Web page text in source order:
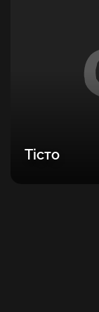
Тісто